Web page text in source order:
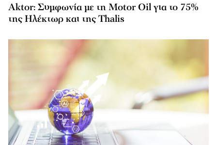
Aktor: Συμφωνία με τη Motor Oil για το 75%
της Ηλέκτωρ και της Thalis